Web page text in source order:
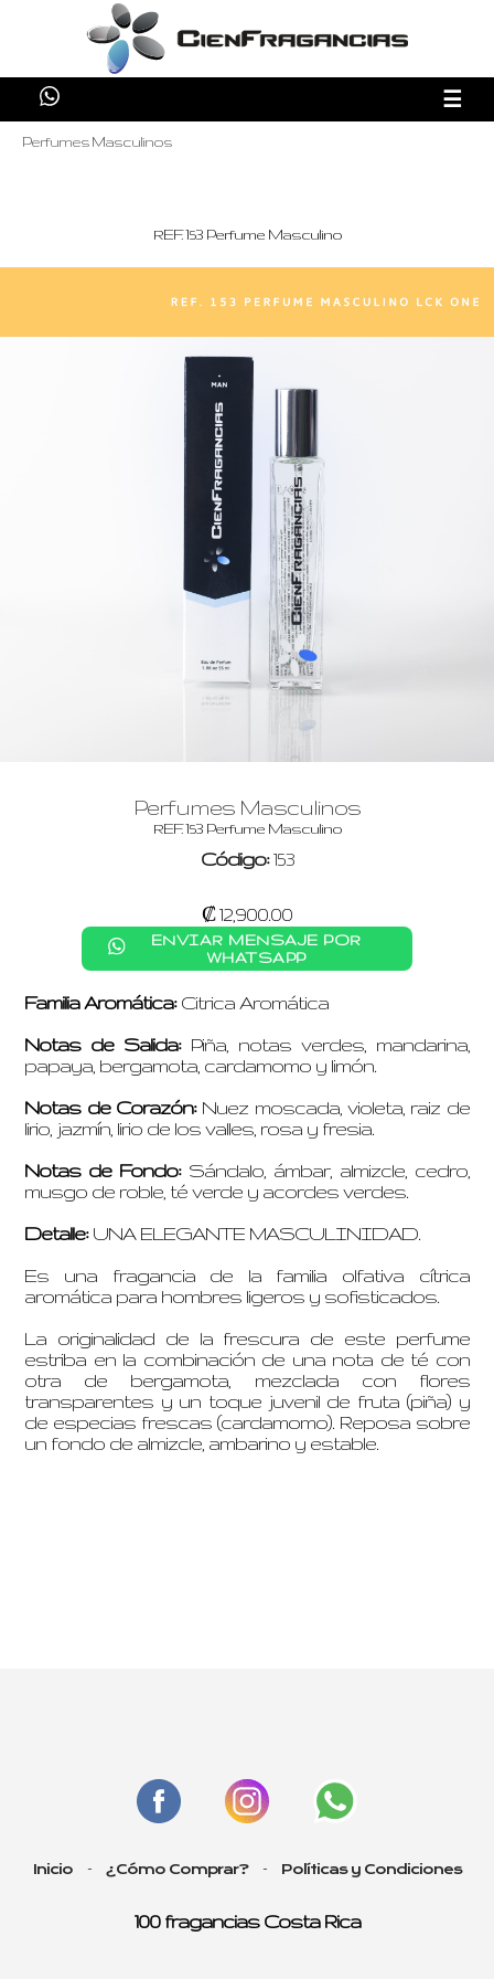
☰
Perfumes Masculinos
REF. 153 Perfume Masculino
Perfumes Masculinos
REF. 153 Perfume Masculino
Código:153
₡ 12,900.00
ENVIAR MENSAJE POR
WHATSAPP
Familia Aromática: Citrica Aromática
Notas de Salida:Piña, notas verdes, mandarina,
papaya, bergamota, cardamomo y limón.
Notas de Corazón:Nuez moscada, violeta, raiz de
lirio, jazmín, lirio de los valles, rosa y fresia.
Notas de Fondo:Sándalo, ámbar, almizcle, cedro,
musgo de roble, té verde y acordes verdes.
Detalle:UNA ELEGANTE MASCULINIDAD.
Es una fragancia de la familia olfativa cítrica
aromática para hombres ligeros y sofisticados.
La originalidad de la frescura de este perfume
estriba en la combinación de una nota de té con
otra de bergamota, mezclada con flores
transparentes y un toque juvenil de fruta (piña) y
de especias frescas (cardamomo). Reposa sobre
un fondo de almizcle, ambarino y estable.
Inicio - ¿Cómo Comprar? - Políticas y Condiciones
100 fragancias Costa Rica